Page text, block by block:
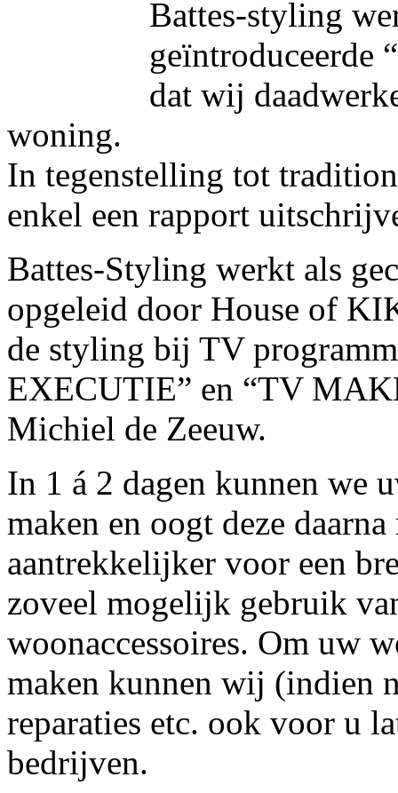
Battes-styling
geïntroduceerde
dat wij
woning.
In tegenstelling tot
enkel een rapport
Battes-Styling werkt als
opgeleid door House of
de styling bij TV
EXECUTIE” en “TV
Michiel de Zeeuw.
In 1 á 2 dagen kunnen we
maken en oogt deze
aantrekkelijker voor een
zoveel mogelijk gebruik
woonaccessoires. Om uw
maken kunnen wij (indien
reparaties etc. ook voor u
bedrijven.